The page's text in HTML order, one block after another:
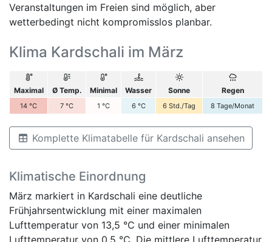
Veranstaltungen im Freien sind möglich, aber
wetterbedingt nicht kompromisslos planbar.
Klima Kardschali im März
Maximal Ø Temp. Minimal Wasser Sonne Regen
14 °C 7 °C 1 °C 6 °C 6 Std./Tag 8 Tage/Monat
Komplette Klimatabelle für Kardschali ansehen
Klimatische Einordnung
März markiert in Kardschali eine deutliche
Frühjahrsentwicklung mit einer maximalen
Lufttemperatur von 13,5 °C und einer minimalen
Lufttemperatur von 0,5 °C. Die mittlere Lufttemperatur